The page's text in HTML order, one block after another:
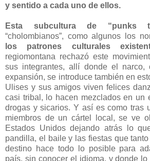
y sentido a cada uno de ellos.
Esta subcultura de “punks
“cholombianos”, como algunos los
los patrones culturales
regiomontana rechazó este
sus integrantes, allí donde el narco,
expansión, se introduce también en
Ulises y sus amigos viven felices
casi tribal, lo hacen mezclados en un
drogas y sicarios. Y así es como tras
miembros de un cártel local, se ve
Estados Unidos dejando atrás lo
pandilla, el baile y las fiestas que
destino hace todo lo posible para
país, sin conocer el idioma, y donde